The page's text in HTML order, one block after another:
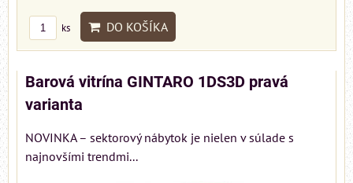
ks DO KOŠÍKA
Barová vitrína GINTARO 1DS3D pravá
varianta
NOVINKA – sektorový nábytok je nielen v súlade s
najnovšími trendmi...